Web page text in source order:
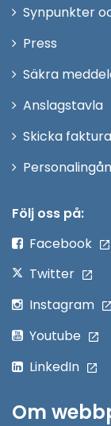
Synpunkter
Press
fönster
Säkra
Anslagstavla
Skicka
Följ oss på:
Facebook
Twitter
Instagram
Youtube
LinkedIn
Om